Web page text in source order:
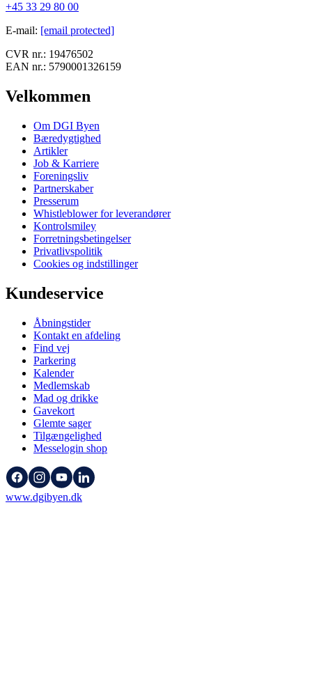
+45 33 29 80 00
E-mail: [email protected]
CVR nr.: 19476502
EAN nr.: 5790001326159
Velkommen
Om DGI Byen
Bæredygtighed
Artikler
Job & Karriere
Foreningsliv
Partnerskaber
Presserum
Whistleblower for leverandører
Kontrolsmiley
Forretningsbetingelser
Privatlivspolitik
Cookies og indstillinger
Kundeservice
Åbningstider
Kontakt en afdeling
Find vej
Parkering
Kalender
Medlemskab
Mad og drikke
Gavekort
Glemte sager
Tilgængelighed
Messelogin shop
www.dgibyen.dk